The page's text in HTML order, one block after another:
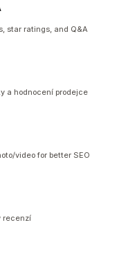
star ratings, and Q&A
a hodnocení prodejce
video for better SEO
recenzí